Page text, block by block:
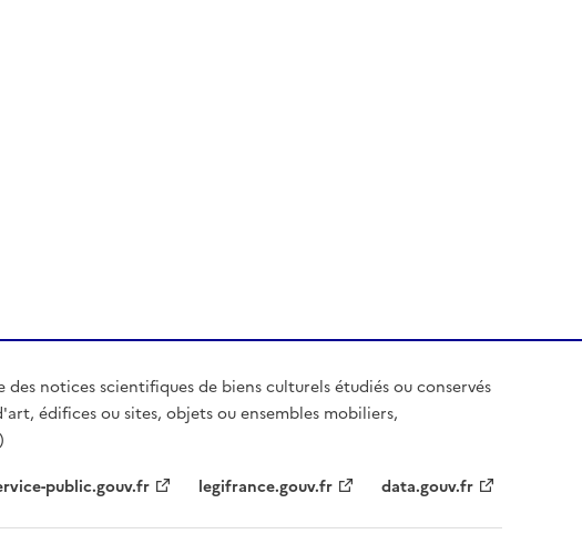
des notices scientifiques de biens culturels étudiés ou conservés
édifices ou sites, objets ou ensembles mobiliers,
public.gouv.fr legifrance.gouv.fr data.gouv.fr